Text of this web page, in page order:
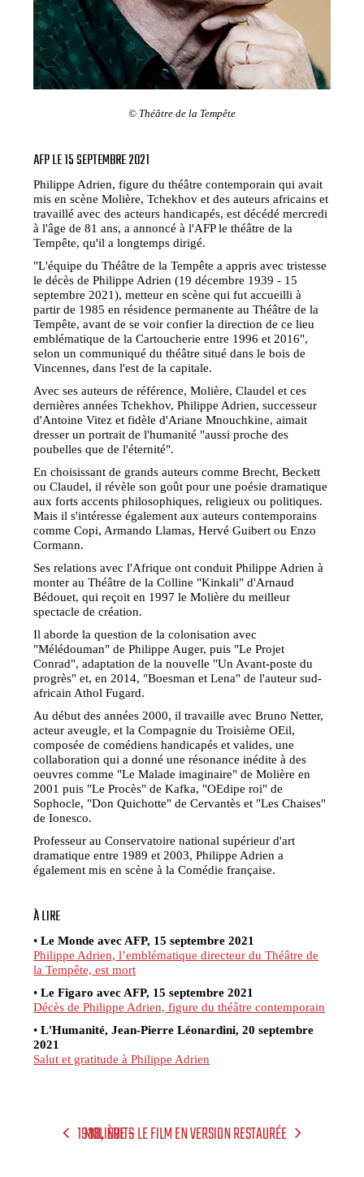
© Théâtre de la Tempête
AFP LE 15 SEPTEMBRE 2021
Philippe Adrien, figure du théâtre contemporain qui avait
mis en scène Molière, Tchekhov et des auteurs africains et
travaillé avec des acteurs handicapés, est décédé mercredi
à l'âge de 81 ans, a annoncé à l'AFP le théâtre de la
Tempête, qu'il a longtemps dirigé.
"L'équipe du Théâtre de la Tempête a appris avec tristesse
le décès de Philippe Adrien (19 décembre 1939 - 15
septembre 2021), metteur en scène qui fut accueilli à
partir de 1985 en résidence permanente au Théâtre de la
Tempête, avant de se voir confier la direction de ce lieu
emblématique de la Cartoucherie entre 1996 et 2016",
selon un communiqué du théâtre situé dans le bois de
Vincennes, dans l'est de la capitale.
Avec ses auteurs de référence, Molière, Claudel et ces
dernières années Tchekhov, Philippe Adrien, successeur
d'Antoine Vitez et fidèle d'Ariane Mnouchkine, aimait
dresser un portrait de l'humanité "aussi proche des
poubelles que de l'éternité".
En choisissant de grands auteurs comme Brecht, Beckett
ou Claudel, il révèle son goût pour une poésie dramatique
aux forts accents philosophiques, religieux ou politiques.
Mais il s'intéresse également aux auteurs contemporains
comme Copi, Armando Llamas, Hervé Guibert ou Enzo
Cormann.
Ses relations avec l'Afrique ont conduit Philippe Adrien à
monter au Théâtre de la Colline "Kinkali" d'Arnaud
Bédouet, qui reçoit en 1997 le Molière du meilleur
spectacle de création.
Il aborde la question de la colonisation avec
"Mélédouman" de Philippe Auger, puis "Le Projet
Conrad", adaptation de la nouvelle "Un Avant-poste du
progrès" et, en 2014, "Boesman et Lena" de l'auteur sud-
africain Athol Fugard.
Au début des années 2000, il travaille avec Bruno Netter,
acteur aveugle, et la Compagnie du Troisième OEil,
composée de comédiens handicapés et valides, une
collaboration qui a donné une résonance inédite à des
oeuvres comme "Le Malade imaginaire" de Molière en
2001 puis "Le Procès" de Kafka, "OEdipe roi" de
Sophocle, "Don Quichotte" de Cervantès et "Les Chaises"
de Ionesco.
Professeur au Conservatoire national supérieur d'art
dramatique entre 1989 et 2003, Philippe Adrien a
également mis en scène à la Comédie française.
À LIRE
•Le Monde avec AFP, 15 septembre 2021
Philippe Adrien, l’emblématique directeur du Théâtre de
la Tempête, est mort
•Le Figaro avec AFP, 15 septembre 2021
Décès de Philippe Adrien, figure du théâtre contemporain
•L'Humanité, Jean-Pierre Léonardini, 20 septembre
2021
Salut et gratitude à Philippe Adrien
1938, NUITS
MOLIÈRE – LE FILM EN VERSION RESTAURÉE